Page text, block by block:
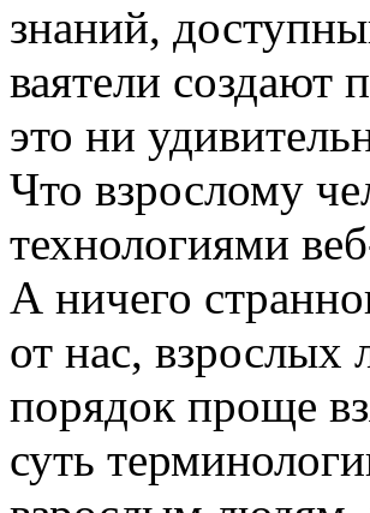
знаний,
ваятели создают
это ни
Что взрослому
технологиями
А ничего
от нас,
порядок проще
суть